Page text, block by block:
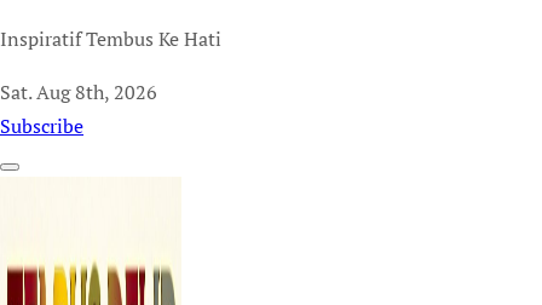
Inspiratif Tembus Ke Hati
Sat. Aug 8th, 2026
Subscribe